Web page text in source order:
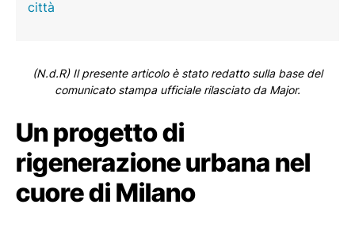
città
(N.d.R) Il presente articolo è stato redatto sulla base del
comunicato stampa ufficiale rilasciato da Major.
Un progetto di
rigenerazione urbana nel
cuore di Milano